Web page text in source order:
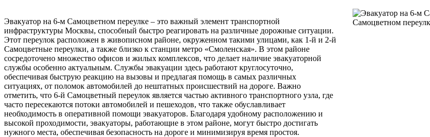
Эвакуатор на 6-м Самоцветном переулке – это важный элемент транспортной
инфраструктуры Москвы, способный быстро реагировать на различные дорожные ситуации.
Этот переулок расположен в живописном районе, окруженном такими улицами, как 1-й и 2-й
Самоцветные переулки, а также близко к станции метро «Смоленская». В этом районе
сосредоточено множество офисов и жилых комплексов, что делает наличие эвакуаторной
службы особенно актуальным. Службы эвакуации здесь работают круглосуточно,
обеспечивая быструю реакцию на вызовы и предлагая помощь в самых различных
ситуациях, от поломок автомобилей до нештатных происшествий на дороге. Важно
отметить, что 6-й Самоцветный переулок является частью активного транспортного узла, где
часто пересекаются потоки автомобилей и пешеходов, что также обуславливает
необходимость в оперативной помощи эвакуаторов. Благодаря удобному расположению и
высокой проходимости, эвакуаторы, работающие в этом районе, могут быстро достигать
нужного места, обеспечивая безопасность на дороге и минимизируя время простоя.